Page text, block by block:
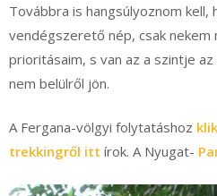
Továbbra is hangsúlyoznom
vendégszerető nép, csak nekem
prioritásaim, s van az a szintje
nem belülről jön.
A Fergana-völgyi folytatáshoz
trekkingről itt írok. A Nyugat-